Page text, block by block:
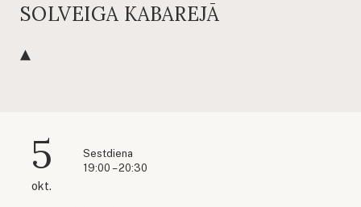
SOLVEIGA KABAREJĀ
5
okt.
Sestdiena
19:00 – 20:30